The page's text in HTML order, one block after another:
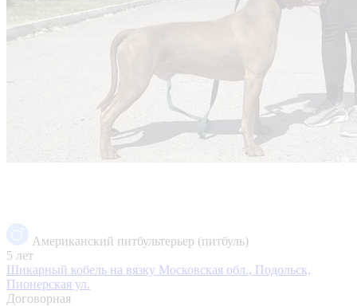
Американский питбультерьер (питбуль)
5 лет
Шикарный кобель на вязку Московская обл., Подольск,
Пионерская ул.
Договорная